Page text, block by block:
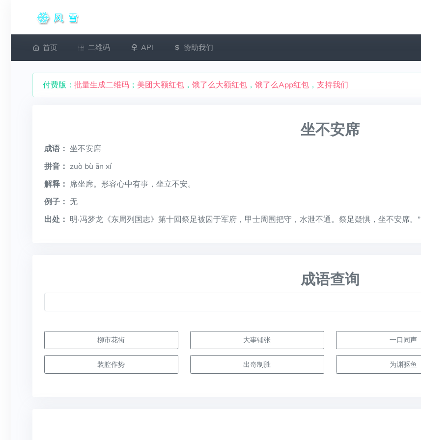
首页 二维码 API 赞助我们
付费版： 批量生成二维码； 美团大额红包， 饿了么大额红包， 饿了么App红包， 支持我们
坐不安席
成语： 坐不安席
拼音： zuò bù ān xí
解释： 席坐席。形容心中有事，坐立不安。
例子： 无
出处： 明·冯梦龙《东周列国志》第十回祭足被囚于军府，甲士周围把守，水泄不通。祭足疑惧，坐不安席。”
成语查询
柳市花街 大事铺张 一口同声
装腔作势 出奇制胜 为渊驱鱼